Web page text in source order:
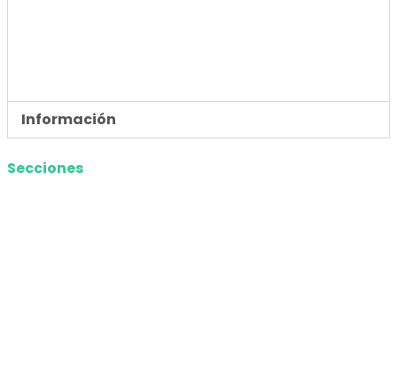
Información
Secciones